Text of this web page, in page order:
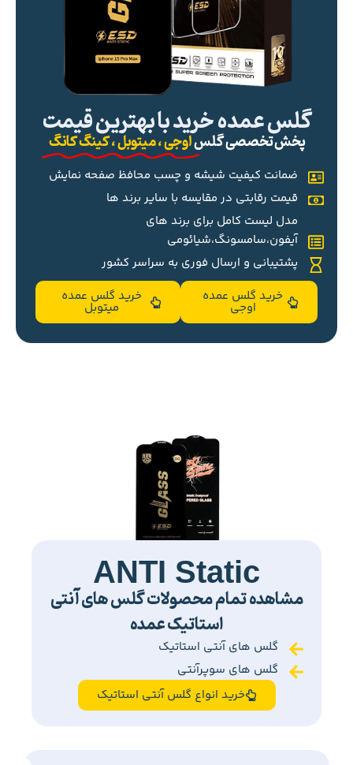
گلس عمده خرید با بهترین قیمت
پخش تخصصی گلساوجی ، میتوبل ، کینگ کانگ
ضمانت کیفیت شیشه و چسب محافظ صفحه نمایش
قیمت رقابتی در مقایسه با سایر برند ها
مدل لیست کامل برای برند های
آیفون،سامسونگ،شیائومی
پشتیبانی و ارسال فوری به سراسر کشور
خرید گلس عمده
اوجی
خرید گلس عمده
میتوبل
ANTI Static
مشاهده تمام محصولات گلس های آنتی
استاتیک عمده
گلس های آنتی استاتیک
گلس های سوپرآنتی
خرید انواع گلس آنتی استاتیک